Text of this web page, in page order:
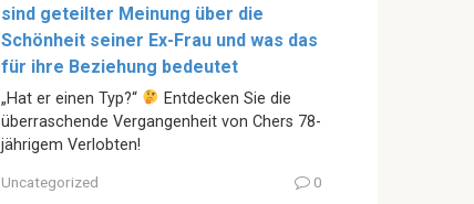
sind geteilter Meinung über die
Schönheit seiner Ex-Frau und was das
für ihre Beziehung bedeutet
„Hat er einen Typ?“
Entdecken Sie die
überraschende Vergangenheit von Chers 78-
jährigem Verlobten!
Uncategorized 0